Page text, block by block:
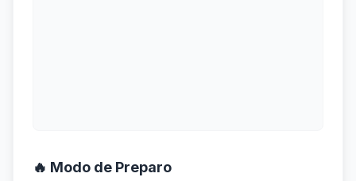
🔥 Modo de Preparo